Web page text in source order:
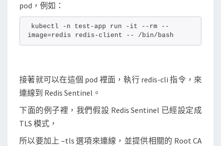
s
端
pod，例如：
kubectl -n test-app run -it --rm --
image=redis redis-client -- /bin/bash
接著就可以在這個 pod 裡面，執行 redis-cli 指令，來
連線到 Redis Sentinel。
下面的例子裡，我們假設 Redis Sentinel 已經設定成
TLS 模式，
所以要加上 –tls 選項來連線，並提供相關的 Root CA